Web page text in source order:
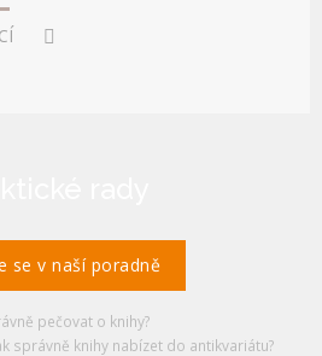
se v naší poradně
pečovat o knihy?
správně knihy nabízet do antikvariátu?